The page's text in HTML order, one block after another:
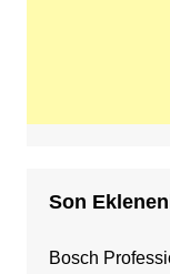
Son
Bosch